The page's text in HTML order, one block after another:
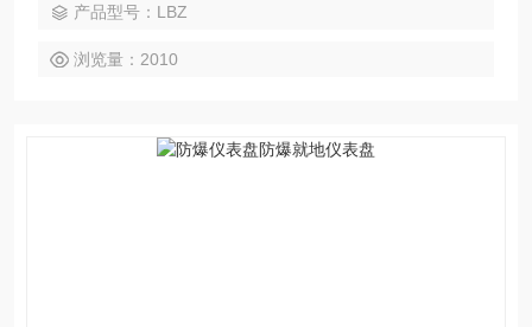
产品型号：LBZ
浏览量：2010